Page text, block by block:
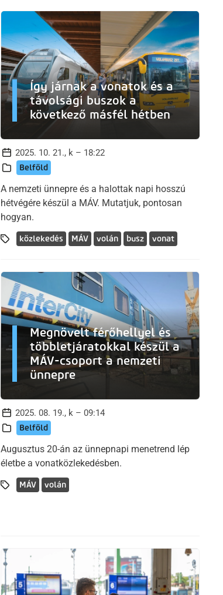
Így járnak a vonatok és a
távolsági buszok a
következő másfél hétben
2025. 10. 21., k – 18:22
Belföld
A nemzeti ünnepre és a halottak napi hosszú
hétvégére készül a MÁV. Mutatjuk, pontosan
hogyan.
közlekedés MÁV volán busz vonat
Megnövelt férőhellyel és
többletjáratokkal készül a
MÁV-csoport a nemzeti
ünnepre
2025. 08. 19., k – 09:14
Belföld
Augusztus 20-án az ünnepnapi menetrend lép
életbe a vonatközlekedésben.
MÁV volán